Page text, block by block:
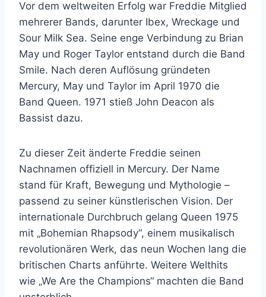
Vor dem weltweiten Erfolg war Freddie Mitglied
mehrerer Bands, darunter Ibex, Wreckage und
Sour Milk Sea. Seine enge Verbindung zu Brian
May und Roger Taylor entstand durch die Band
Smile. Nach deren Auflösung gründeten
Mercury, May und Taylor im April 1970 die
Band Queen. 1971 stieß John Deacon als
Bassist dazu.
Zu dieser Zeit änderte Freddie seinen
Nachnamen offiziell in Mercury. Der Name
stand für Kraft, Bewegung und Mythologie –
passend zu seiner künstlerischen Vision. Der
internationale Durchbruch gelang Queen 1975
mit „Bohemian Rhapsody“, einem musikalisch
revolutionären Werk, das neun Wochen lang die
britischen Charts anführte. Weitere Welthits
wie „We Are the Champions“ machten die Band